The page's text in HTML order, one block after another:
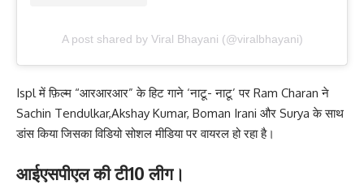
A post shared by Viral Bhayani (@viralbhayani)
Ispl में फ़िल्म “आरआरआर” के हिट गाने ‘नाटू- नाटू’ पर Ram Charan ने
Sachin Tendulkar,Akshay Kumar, Boman Irani और Surya के साथ
डांस किया जिसका विडियो सोशल मीडिया पर वायरल हो रहा है।
आईएसपीएल की टी10 लीग।